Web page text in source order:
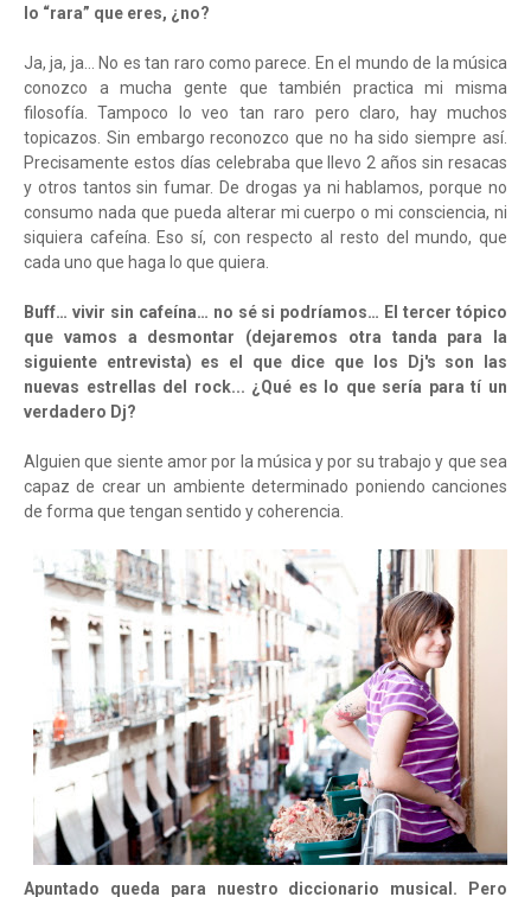
lo “rara” que eres, ¿no?
Ja, ja, ja… No es tan raro como parece. En el mundo de la música
conozco a mucha gente que también practica mi misma
filosofía. Tampoco lo veo tan raro pero claro, hay muchos
topicazos. Sin embargo reconozco que no ha sido siempre así.
Precisamente estos días celebraba que llevo 2 años sin resacas
y otros tantos sin fumar. De drogas ya ni hablamos, porque no
consumo nada que pueda alterar mi cuerpo o mi consciencia, ni
siquiera cafeína. Eso sí, con respecto al resto del mundo, que
cada uno que haga lo que quiera.
Buff… vivir sin cafeína… no sé si podríamos… El tercer tópico
que vamos a desmontar (dejaremos otra tanda para la
siguiente entrevista) es el que dice que los Dj's son las
nuevas estrellas del rock... ¿Qué es lo que sería para tí un
verdadero Dj?
Alguien que siente amor por la música y por su trabajo y que sea
capaz de crear un ambiente determinado poniendo canciones
de forma que tengan sentido y coherencia.
Apuntado queda para nuestro diccionario musical. Pero